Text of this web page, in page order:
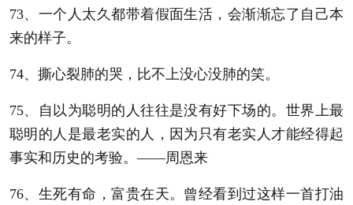
73、一个人太久都带着假面生活，会渐渐忘了自己本
来的样子。
74、撕心裂肺的哭，比不上没心没肺的笑。
75、自以为聪明的人往往是没有好下场的。世界上最
聪明的人是最老实的人，因为只有老实人才能经得起
事实和历史的考验。——周恩来
76、生死有命，富贵在天。曾经看到过这样一首打油